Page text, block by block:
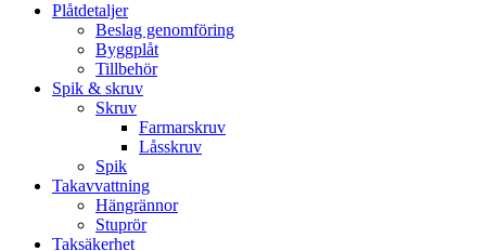
Plåtdetaljer
Beslag genomföring
Byggplåt
Tillbehör
Spik & skruv
Skruv
Farmarskruv
Låsskruv
Spik
Takavvattning
Hängrännor
Stuprör
Taksäkerhet